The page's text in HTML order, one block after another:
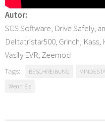
Autor:
SCS Software, Drive Safely,
Deltatristar500, Grinch, Kass,
Vasily EVR, Zeemod
Tags: BESCHREIBUNG
Wenn Sie